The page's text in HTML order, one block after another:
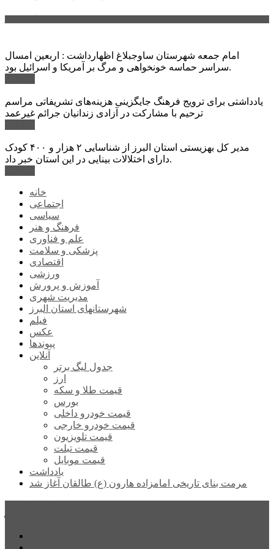
امام جمعه شهرستان ساوجبلاغ اظهارداشت : اربعین امسال
سراسر حماسه خونخواهی و مرگ بر آمریکا و اسرائیل بود.
یادداشتی برای ترویج فرهنگ جایگزینی هزینه‌های تشریفاتی مراسم
ترحیم با مشارکت در آزادی زندانیان جرائم غیرعمد
مدیر کل بهزیستی استان البرز از شناسایی ۲ هزار و ۴۰۰ کودک
دارای اختلالات بینایی در این استان خبر داد.
خانه
اجتماعی
سیاسی
فرهنگ و هنر
علم و فناوری
پزشکی و سلامت
اقتصادی
ورزشی
آموزش و پرورش
مدیریت شهری
شهرستانهای استان البرز
فیلم
عکس
پیوندها
آنلاین
جدول لیگ برتر
ارز
قیمت طلا و سکه
بورس
قیمت خودرو داخلی
قیمت خودرو خارجی
قیمت تلویزیون
قیمت تبلت
قیمت موبایل
یادداشت
مرمت بنای تاریخی امامزاده هارون (ع) طالقان آغاز شد